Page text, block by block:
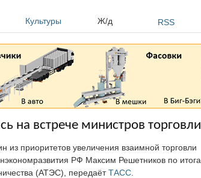
Культуры Ж/д RSS
на встрече министров
приоритетов увеличения взаимной торговли
РФ Максим Решетников по
(АТЭС), передаётТАСС